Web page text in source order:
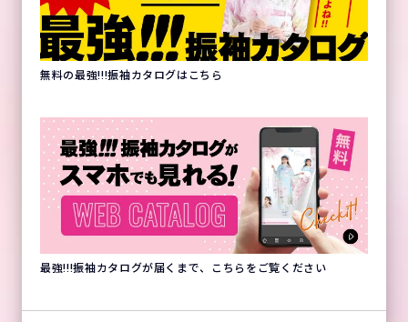
無料の最強!!!振袖カタログはこちら
最強!!!振袖カタログが届くまで、こちらをご覧ください